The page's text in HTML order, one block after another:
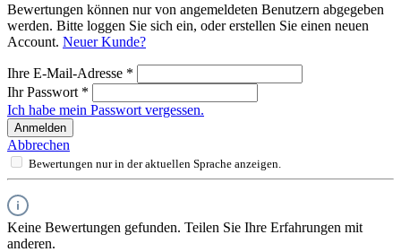
Bewertungen können nur von angemeldeten Benutzern abgegeben
werden. Bitte loggen Sie sich ein, oder erstellen Sie einen neuen
Account. Neuer Kunde?
Ihre E-Mail-Adresse *
Ihr Passwort *
Ich habe mein Passwort vergessen.
Anmelden
Abbrechen
Bewertungen nur in der aktuellen Sprache anzeigen.
Keine Bewertungen gefunden. Teilen Sie Ihre Erfahrungen mit
anderen.